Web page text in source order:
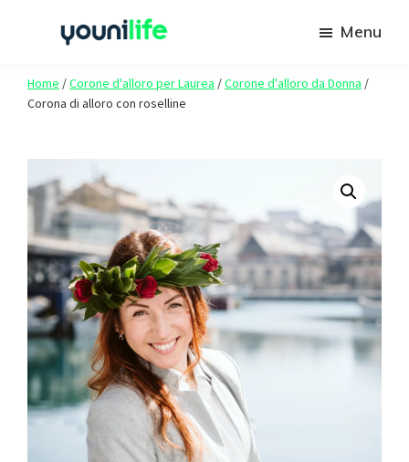
principale
Life
agli
Menu
Home /Corone d'alloro per Laurea /Corone d'alloro da Donna /
Corona di alloro con roselline